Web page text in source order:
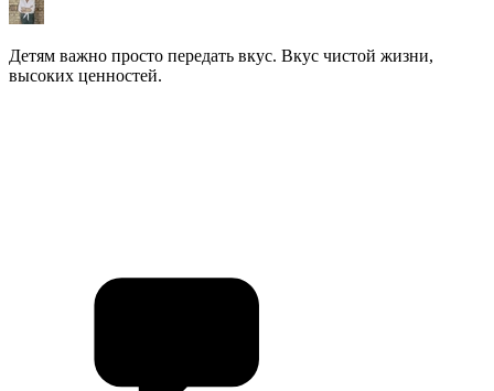
Детям важно просто передать вкус. Вкус чистой жизни,
высоких ценностей.